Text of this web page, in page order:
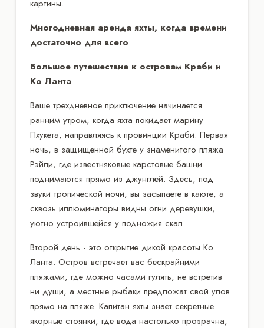
картины.
Многодневная аренда яхты, когда времени
достаточно для всего
Большое путешествие к островам Краби и
Ко Ланта
Ваше трехдневное приключение начинается
ранним утром, когда яхта покидает марину
Пхукета, направляясь к провинции Краби. Первая
ночь, в защищенной бухте у знаменитого пляжа
Рэйли, где известняковые карстовые башни
поднимаются прямо из джунглей. Здесь, под
звуки тропической ночи, вы засыпаете в каюте, а
сквозь иллюминаторы видны огни деревушки,
уютно устроившейся у подножия скал.
Второй день - это открытие дикой красоты Ко
Ланта. Остров встречает вас бескрайними
пляжами, где можно часами гулять, не встретив
ни души, а местные рыбаки предложат свой улов
прямо на пляже. Капитан яхты знает секретные
якорные стоянки, где вода настолько прозрачна,